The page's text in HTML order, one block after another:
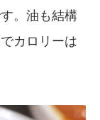
。油も結構
カロリーは